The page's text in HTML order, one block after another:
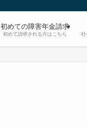
初めての障害年金請求
初めて請求される方はこちら 社